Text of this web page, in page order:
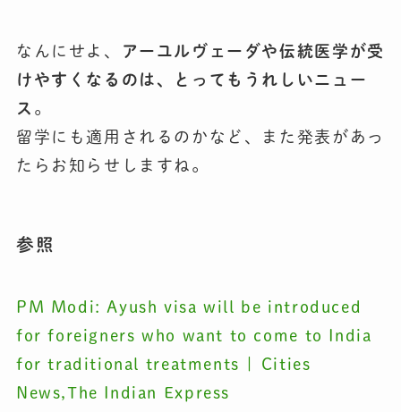
なんにせよ、
アーユルヴェーダや伝統医学が受
けやすくなるのは、とってもうれしいニュー
ス 。
留学にも適用されるのかなど、また発表があっ
たらお知らせしますね。
参照
PM Modi: Ayush visa will be introduced
for foreigners who want to come to India
for traditional treatments | Cities
News,The Indian Express